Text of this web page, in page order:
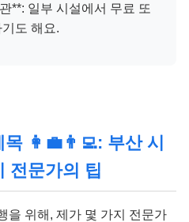
**: 일부 시설에서 무료 또
도 해요.
👩‍💼👨‍💻: 부산 시
전문가의 팁
을 위해, 제가 몇 가지 전문가